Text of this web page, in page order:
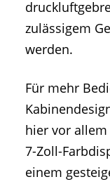
zulässigem
werden.
Für mehr
hier vor
7-Zoll-
einem